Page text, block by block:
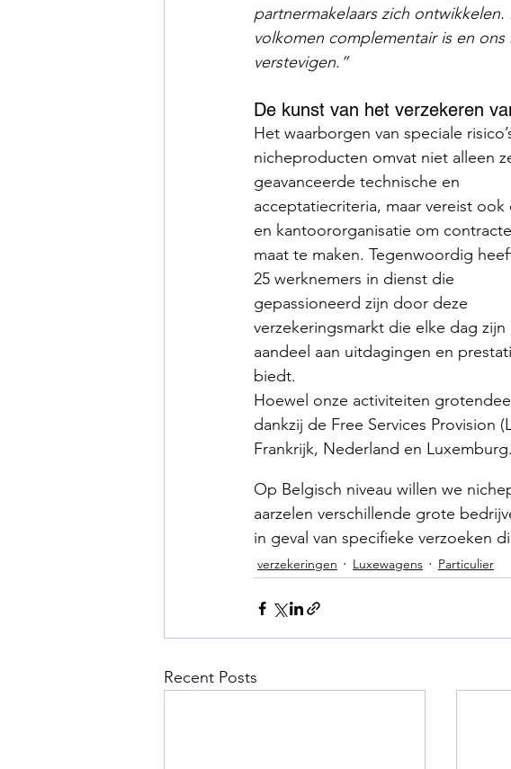
partnermakelaars zich
volkomen complementair is en
verstevigen.”
De kunst van het verzekeren
Het waarborgen van speciale
nicheproducten omvat niet alleen
geavanceerde technische en
acceptatiecriteria, maar vereist ook
en kantoororganisatie om
maat te maken. Tegenwoordig
25 werknemers in dienst die
gepassioneerd zijn door deze
verzekeringsmarkt die elke dag zijn
aandeel aan uitdagingen en
biedt.
Hoewel onze activiteiten
dankzij de Free Services Provision
Frankrijk, Nederland en Luxemburg.
Op Belgisch niveau willen we
aarzelen verschillende grote
in geval van specifieke verzoeken
verzekeringen Luxewagens Particulier
Recent Posts